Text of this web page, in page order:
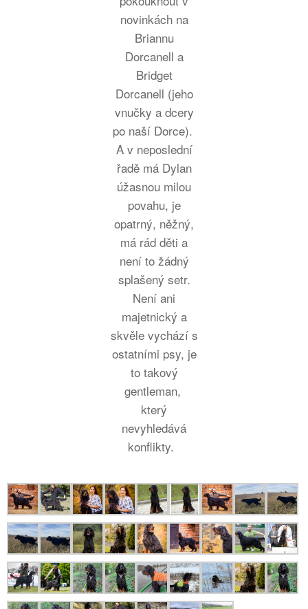
novinkách na
Briannu
Dorcanell a
Bridget
Dorcanell (jeho
vnučky a dcery
po naší Dorce).
A v neposlední
řadě má Dylan
úžasnou milou
povahu, je
opatrný, něžný,
má rád děti a
není to žádný
splašený setr.
Není ani
majetnický a
skvěle vychází s
ostatními psy, je
to takový
gentleman,
který
nevyhledává
konflikty.